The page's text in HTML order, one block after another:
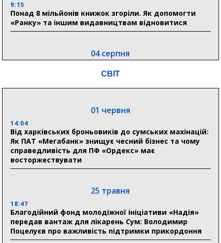
9:15
Понад 8 мільйонів книжок згоріли. Як допомогти
«Ранку» та іншим видавництвам відновитися
04 серпня
Пенсійний фонд Сумщини спрямував 0,2 млрд грн
18:54
Романько розширює програму відпочинку дітей із
прифронтової Сумщини: перша група оздоровилася
в Австрії
Ніколаєнко: у Сумах погодили 115 компенсацій на
відновлення житла майже на 6,6 млн грн
31 липня
СВІТ
01 червня
14:04
Від харківських броньовиків до сумських махінацій:
Як ПАТ «Мегабанк» знищує чесний бізнес та чому
справедливість для ПФ «Ордекс» має
восторжествувати
25 травня
18:47
Благодійний фонд молодіжної ініціативи «Надія»
передав вантаж для лікарень Сум: Володимир
Поцелуєв про важливість підтримки прикордоння